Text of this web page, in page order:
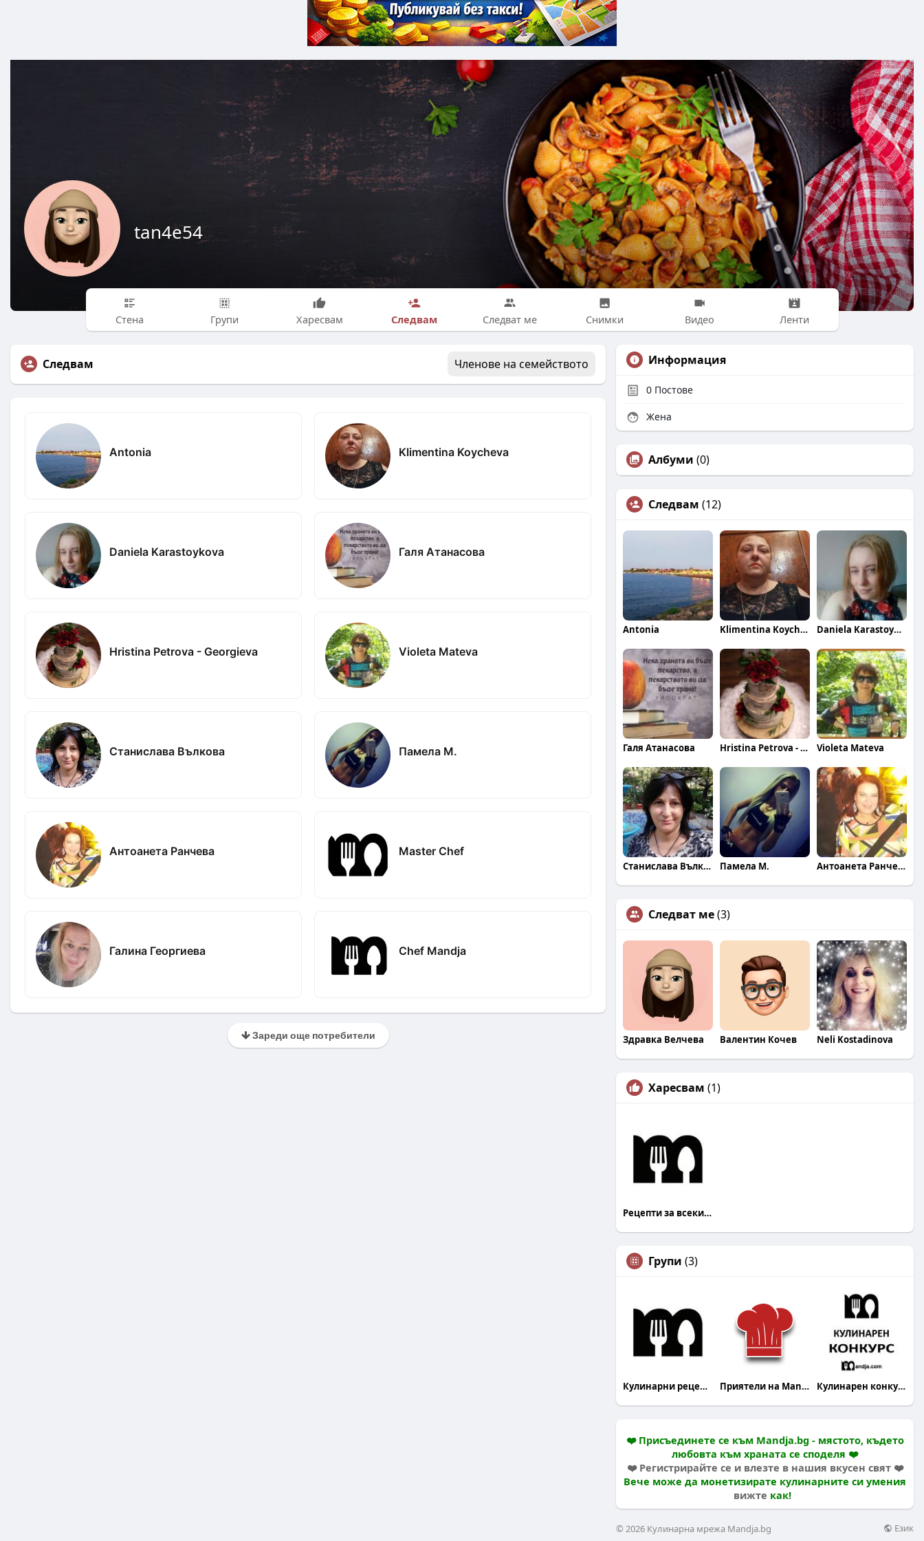
tan4e54
Стена Групи Харесвам Следвам Следват ме Снимки Видео Ленти
Следвам Членове на семейството
Antonia Klimentina Koycheva
Daniela Karastoykova Галя Атанасова
Hristina Petrova - Georgieva Violeta Mateva
Станислава Вълкова Памела М.
Антоанета Ранчева Master Chef
Галина Георгиева Chef Mandja
Зареди още потребители
Информация
0 Постове
Жена
Албуми (0)
Следвам (12)
Antonia Klimentina Koycheva Daniela Karastoykova
Галя Атанасова Hristina Petrova - Georgieva Violeta Mateva
Станислава Вълкова Памела М. Антоанета Ранчева
Следват ме(3)
Здравка Велчева Валентин Кочев Neli Kostadinova
Харесвам (1)
Рецепти за всеки Mandja.bg
Групи (3)
Кулинарни рецепти Приятели на Mandja.bg Кулинарен конкурс
❤️ Присъединете се към Mandja.bg - мястото, където
любовта към храната се споделя ❤️
❤️ Регистрирайте се и влезте в нашия вкусен свят ❤️
Вече може да монетизирате кулинарните си умения
вижте как!
© 2026 Кулинарна мрежа Mandja.bg Език